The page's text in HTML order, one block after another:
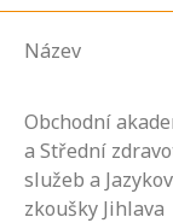
Název
Obchodní
a Střední
služeb a
zkoušky Jihlava